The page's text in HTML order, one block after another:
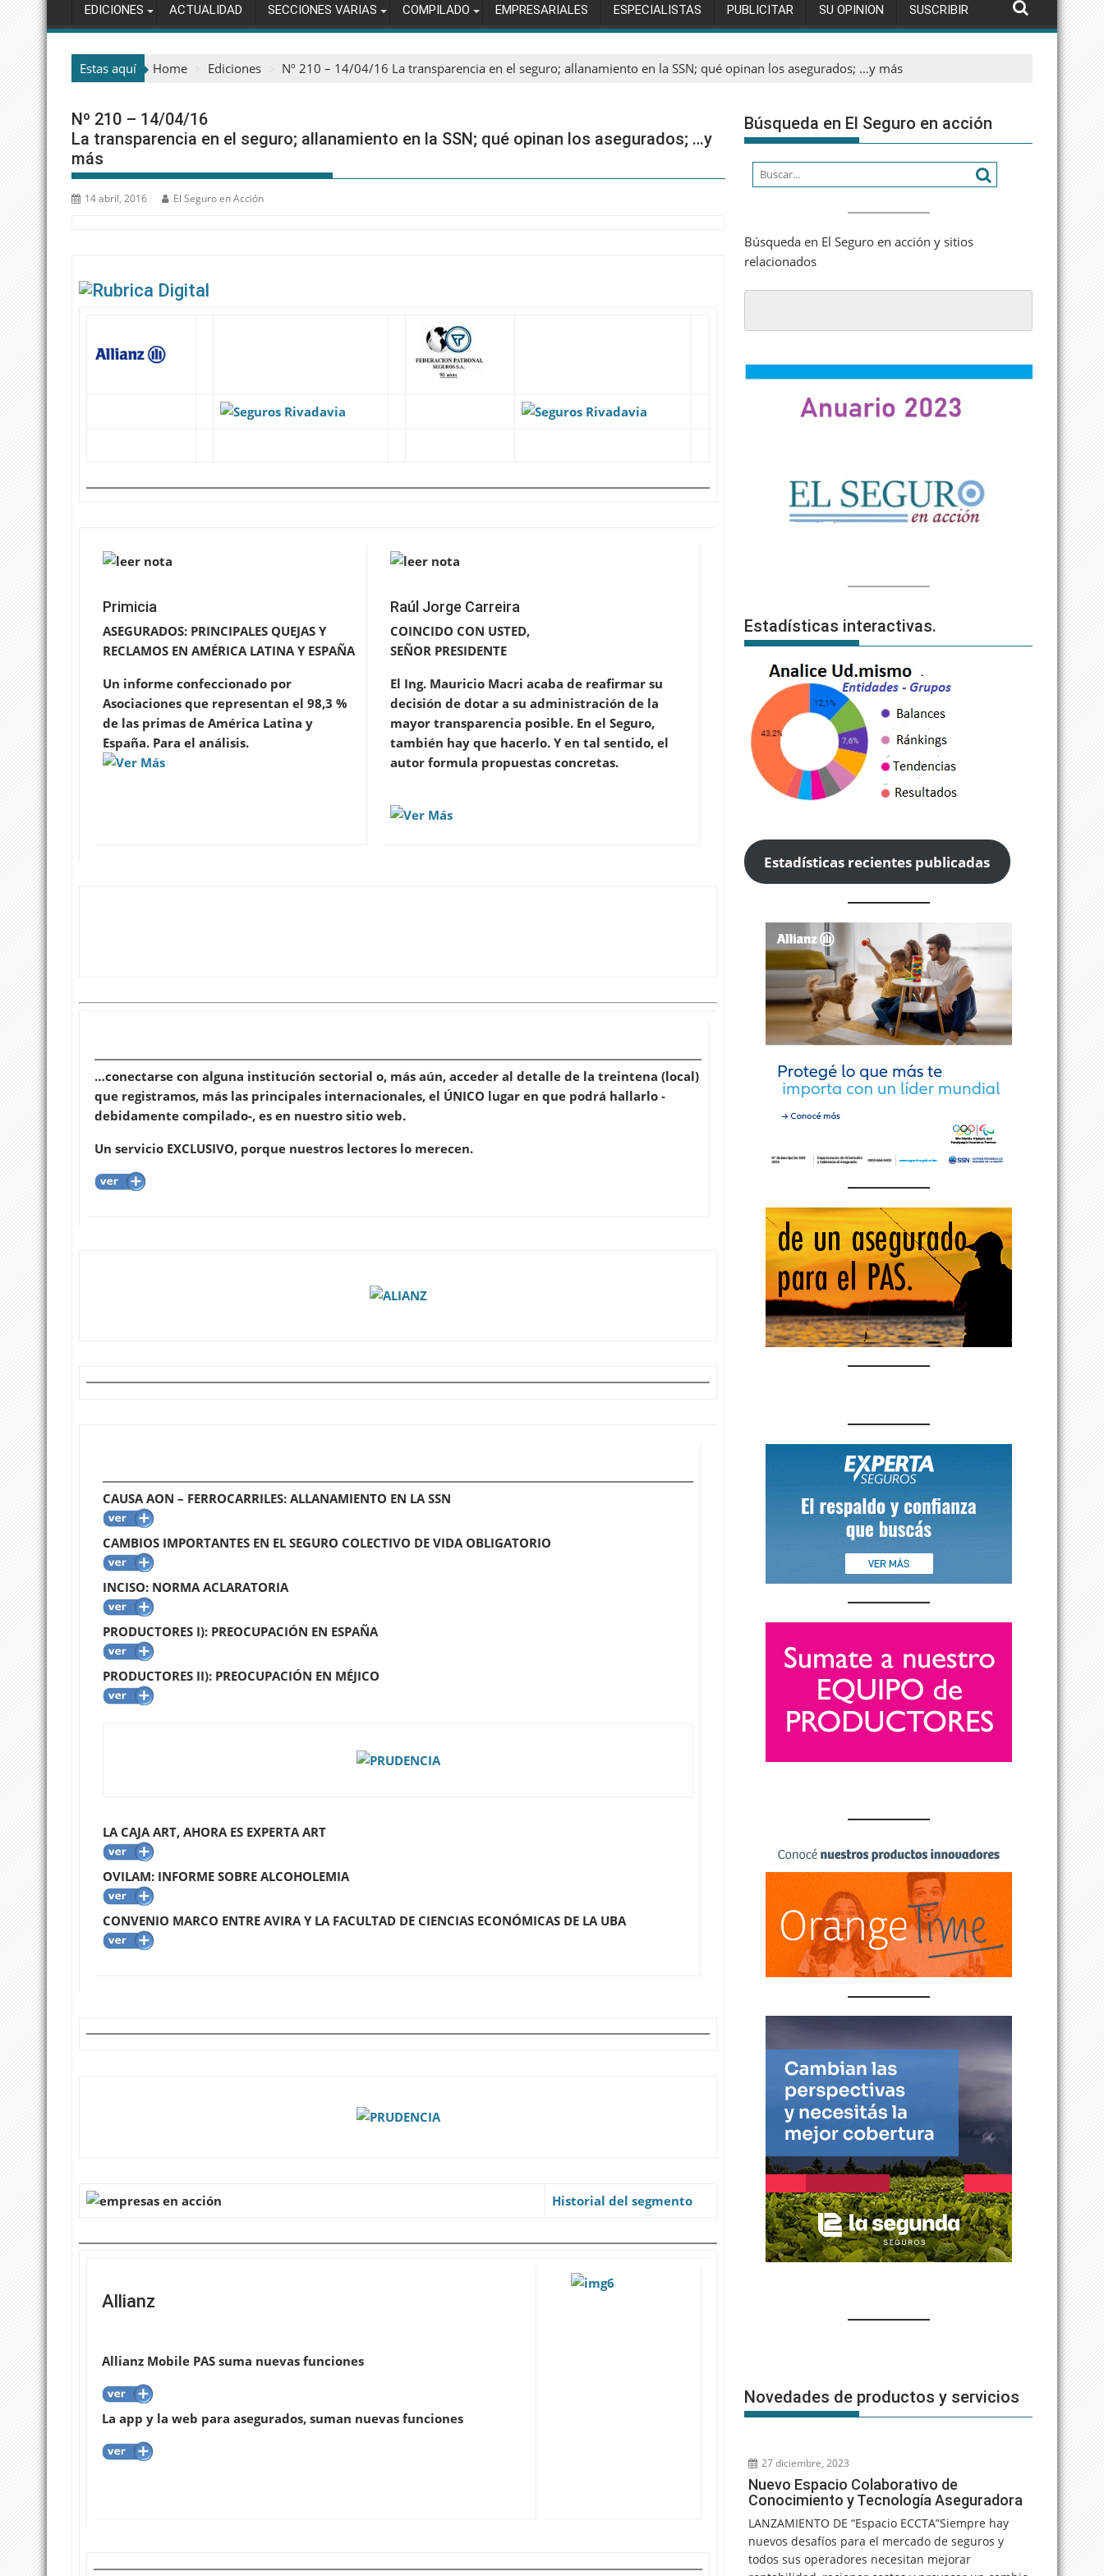
EDICIONES ACTUALIDAD SECCIONES VARIAS COMPILADO EMPRESARIALES ESPECIALISTAS PUBLICITAR SU OPINION SUSCRIBIR
Estas aquí Home Ediciones Nº 210 – 14/04/16 La transparencia en el seguro; allanamiento en la SSN; qué opinan los asegurados; …y más
Nº 210 – 14/04/16
La transparencia en el seguro; allanamiento en la SSN; qué opinan los asegurados; …y
más
14 abril, 2016 El Seguro en Acción
Primicia
ASEGURADOS: PRINCIPALES QUEJAS Y
RECLAMOS EN AMÉRICA LATINA Y ESPAÑA
Un informe confeccionado por
Asociaciones que representan el 98,3 %
de las primas de América Latina y
España. Para el análisis.
Raúl Jorge Carreira
COINCIDO CON USTED,
SEÑOR PRESIDENTE
El Ing. Mauricio Macri acaba de reafirmar su
decisión de dotar a su administración de la
mayor transparencia posible. En el Seguro,
también hay que hacerlo. Y en tal sentido, el
autor formula propuestas concretas.
…conectarse con alguna institución sectorial o, más aún, acceder al detalle de la treintena (local)
que registramos, más las principales internacionales, el ÚNICO lugar en que podrá hallarlo -
debidamente compilado-, es en nuestro sitio web.
Un servicio EXCLUSIVO, porque nuestros lectores lo merecen.
CAUSA AON – FERROCARRILES: ALLANAMIENTO EN LA SSN
CAMBIOS IMPORTANTES EN EL SEGURO COLECTIVO DE VIDA OBLIGATORIO
INCISO: NORMA ACLARATORIA
PRODUCTORES I): PREOCUPACIÓN EN ESPAÑA
PRODUCTORES II): PREOCUPACIÓN EN MÉJICO
LA CAJA ART, AHORA ES EXPERTA ART
OVILAM: INFORME SOBRE ALCOHOLEMIA
CONVENIO MARCO ENTRE AVIRA Y LA FACULTAD DE CIENCIAS ECONÓMICAS DE LA UBA
Historial del segmento
Allianz
Allianz Mobile PAS suma nuevas funciones
La app y la web para asegurados, suman nuevas funciones
Búsqueda en El Seguro en acción
Búsqueda en El Seguro en acción y sitios
relacionados
Estadísticas interactivas.
Estadísticas recientes publicadas
Novedades de productos y servicios
27 diciembre, 2023
Nuevo Espacio Colaborativo de
Conocimiento y Tecnología Aseguradora
LANZAMIENTO DE “Espacio ECCTA”Siempre hay
nuevos desafíos para el mercado de seguros y
todos sus operadores necesitan mejorar